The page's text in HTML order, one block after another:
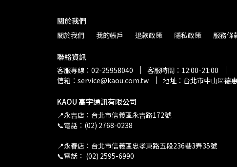
關於我們
關於我們 我的帳戶 退款政策 隱私政策 服務條
聯絡資訊
客服專線：02-25958040
客服時間：12:00-21:00
信箱：service@kaou.com.tw
地址：台北市中山區德
KAOU 高宇通訊有限公司
📍永吉店：台北市信義區永吉路172號
📞電話：(02) 2768-0238
📍永春店：台北市信義區忠孝東路五段236巷3弄35號
📞電話： (02) 2595-6990